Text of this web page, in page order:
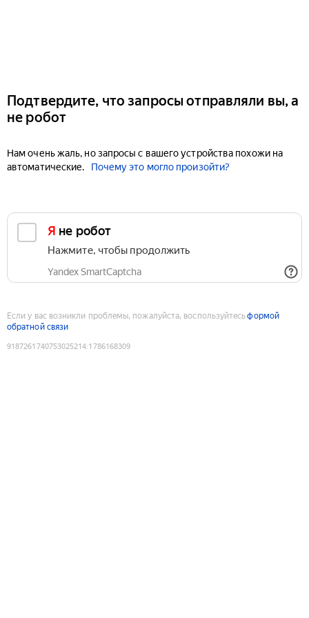
Подтвердите, что запросы отправляли вы, а
не робот
Нам очень жаль, но запросы с вашего устройства похожи на
автоматические.
Почему это могло произойти?
Я не робот
Нажмите, чтобы продолжить
Yandex SmartCaptcha
Если у вас возникли проблемы, пожалуйста, воспользуйтесьформой
обратной связи
9187261740753025214:1786168309